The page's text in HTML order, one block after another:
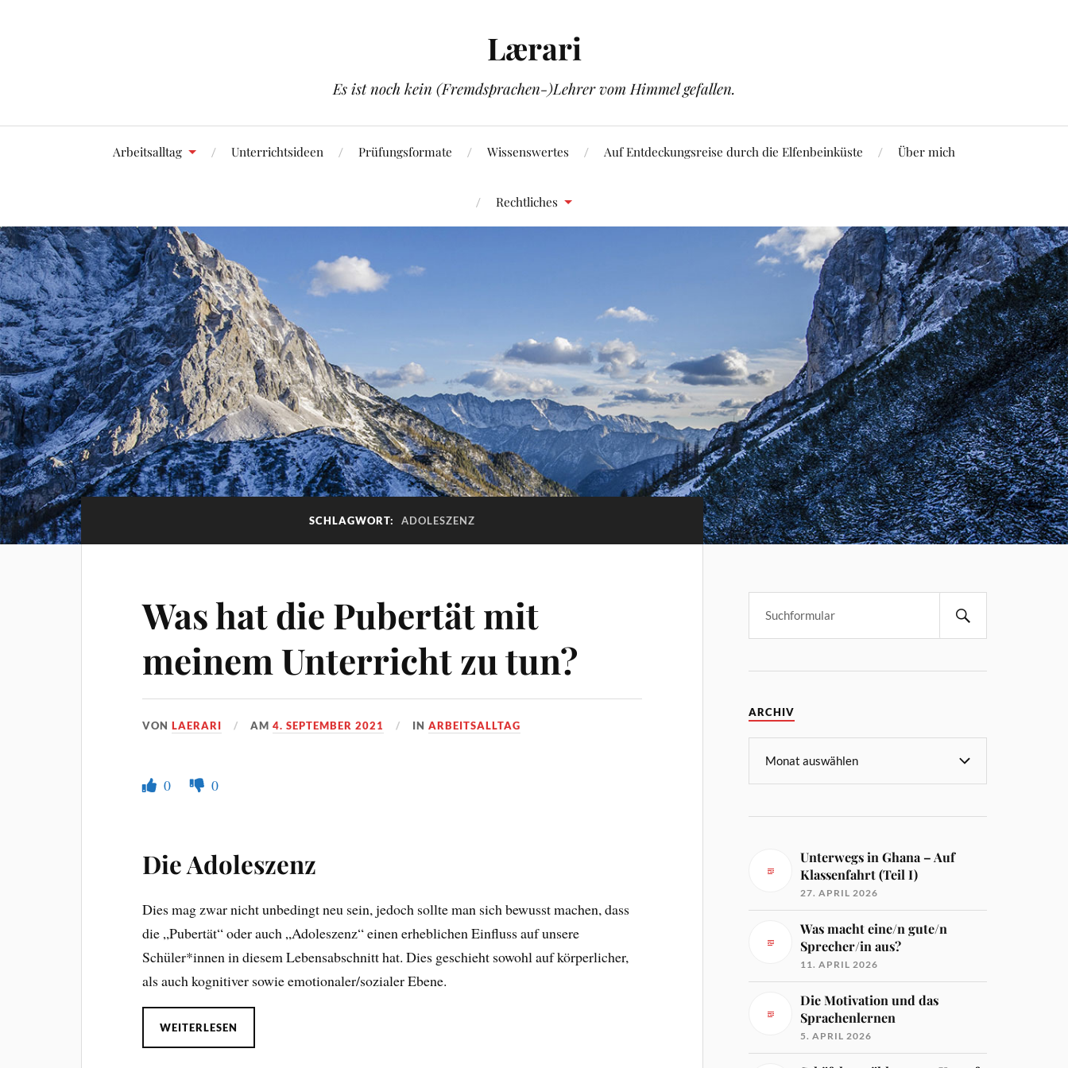
Lærari
Es ist noch kein (Fremdsprachen-)Lehrer vom Himmel gefallen.
Arbeitsalltag Unterrichtsideen Prüfungsformate Wissenswertes Auf Entdeckungsreise durch die Elfenbeinküste Über mich
Rechtliches
SCHLAGWORT: ADOLESZENZ
Was hat die Pubertät mit
meinem Unterricht zu tun?
VONLAERARI AM4. SEPTEMBER 2021 INARBEITSALLTAG
0 0
Die Adoleszenz
Dies mag zwar nicht unbedingt neu sein, jedoch sollte man sich bewusst machen, dass
die „Pubertät“ oder auch „Adoleszenz“ einen erheblichen Einfluss auf unsere
Schüler*innen in diesem Lebensabschnitt hat. Dies geschieht sowohl auf körperlicher,
als auch kognitiver sowie emotionaler/sozialer Ebene.
WEITERLESEN
ARCHIV
Unterwegs in Ghana – Auf
Klassenfahrt (Teil I)
27. APRIL 2026
Was macht eine/n gute/n
Sprecher/in aus?
11. APRIL 2026
Die Motivation und das
Sprachenlernen
5. APRIL 2026